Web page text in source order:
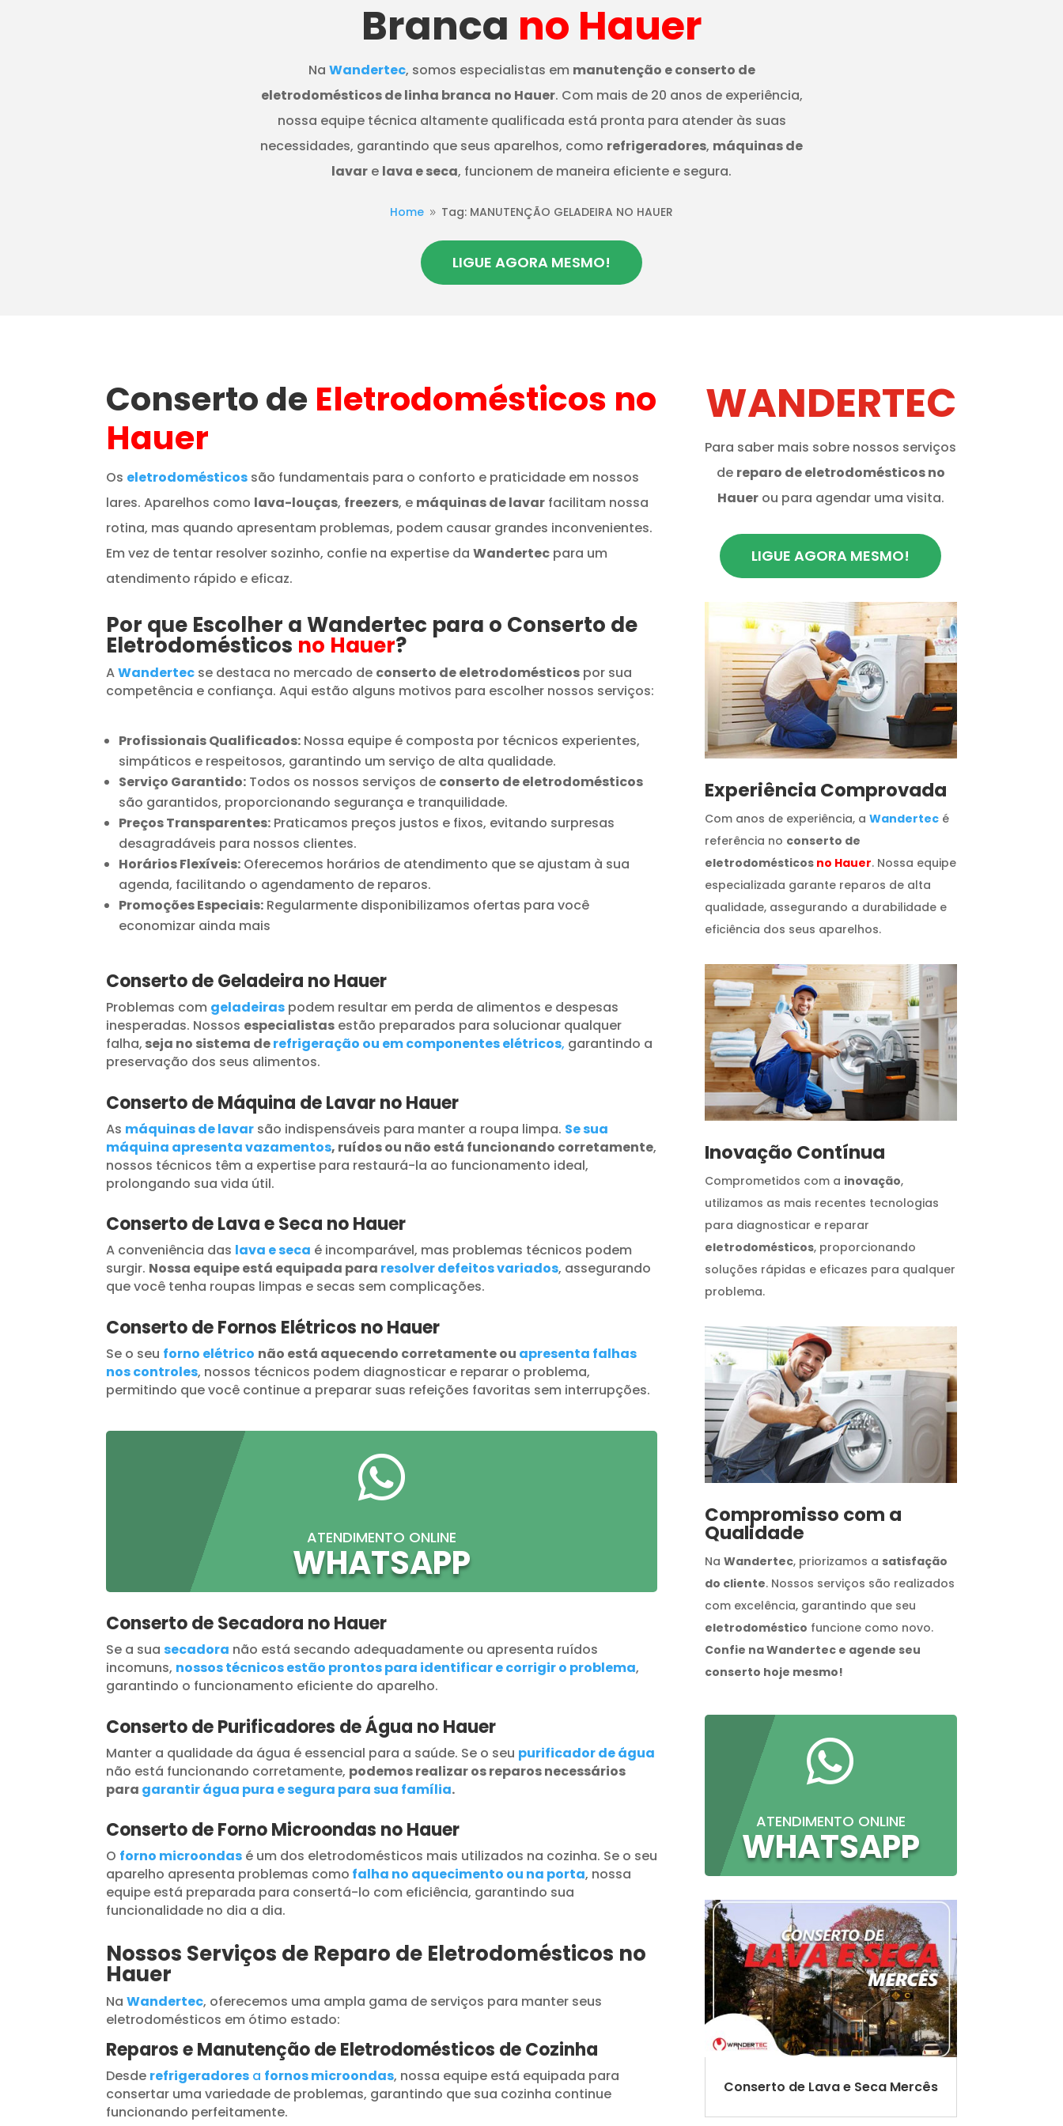
Branca no Hauer
Na Wandertec, somos especialistas em manutenção e conserto de
eletrodomésticos de linha branca no Hauer. Com mais de 20 anos de experiência,
nossa equipe técnica altamente qualificada está pronta para atender às suas
necessidades, garantindo que seus aparelhos, como refrigeradores, máquinas de
lavar e lava e seca, funcionem de maneira eficiente e segura.
Home 9 Tag: MANUTENÇÃO GELADEIRA NO HAUER
LIGUE AGORA MESMO!
Conserto de Eletrodomésticos no
Hauer
Os eletrodomésticos são fundamentais para o conforto e praticidade em nossos
lares. Aparelhos como lava-louças, freezers, e máquinas de lavar facilitam nossa
rotina, mas quando apresentam problemas, podem causar grandes inconvenientes.
Em vez de tentar resolver sozinho, confie na expertise daWandertec para um
atendimento rápido e eficaz.
Por que Escolher a Wandertec para o Conserto de
Eletrodomésticos no Hauer?
AWandertec se destaca no mercado de conserto de eletrodomésticos por sua
competência e confiança. Aqui estão alguns motivos para escolher nossos serviços:
Profissionais Qualificados: Nossa equipe é composta por técnicos experientes,
simpáticos e respeitosos, garantindo um serviço de alta qualidade.
Serviço Garantido: Todos os nossos serviços de conserto de eletrodomésticos
são garantidos, proporcionando segurança e tranquilidade.
Preços Transparentes: Praticamos preços justos e fixos, evitando surpresas
desagradáveis para nossos clientes.
Horários Flexíveis: Oferecemos horários de atendimento que se ajustam à sua
agenda, facilitando o agendamento de reparos.
Promoções Especiais: Regularmente disponibilizamos ofertas para você
economizar ainda mais
Conserto de Geladeira no Hauer
Problemas com geladeiras podem resultar em perda de alimentos e despesas
inesperadas. Nossos especialistas estão preparados para solucionar qualquer
falha, seja no sistema derefrigeração ou em componentes elétricos, garantindo a
preservação dos seus alimentos.
Conserto de Máquina de Lavar no Hauer
As máquinas de lavar são indispensáveis para manter a roupa limpa. Se sua
máquina apresenta vazamentos, ruídos ou não está funcionando corretamente,
nossos técnicos têm a expertise para restaurá-la ao funcionamento ideal,
prolongando sua vida útil.
Conserto de Lava e Seca no Hauer
A conveniência das lava e seca é incomparável, mas problemas técnicos podem
surgir. Nossa equipe está equipada para resolver defeitos variados, assegurando
que você tenha roupas limpas e secas sem complicações.
Conserto de Fornos Elétricos no Hauer
Se o seu forno elétrico não está aquecendo corretamente ou apresenta falhas
nos controles, nossos técnicos podem diagnosticar e reparar o problema,
permitindo que você continue a preparar suas refeições favoritas sem interrupções.

ATENDIMENTO ONLINE
WHATSAPP
Conserto de Secadora no Hauer
Se a suasecadora não está secando adequadamente ou apresenta ruídos
incomuns, nossos técnicos estão prontos para identificar e corrigir o problema,
garantindo o funcionamento eficiente do aparelho.
Conserto de Purificadores de Água no Hauer
Manter a qualidade da água é essencial para a saúde. Se o seu purificador de água
não está funcionando corretamente, podemos realizar os reparos necessários
para garantir água pura e segura para sua família.
Conserto de Forno Microondas no Hauer
O forno microondas é um dos eletrodomésticos mais utilizados na cozinha. Se o seu
aparelho apresenta problemas como falha no aquecimento ou na porta, nossa
equipe está preparada para consertá-lo com eficiência, garantindo sua
funcionalidade no dia a dia.
Nossos Serviços de Reparo de Eletrodomésticos no
Hauer
NaWandertec, oferecemos uma ampla gama de serviços para manter seus
eletrodomésticos em ótimo estado:
Reparos e Manutenção de Eletrodomésticos de Cozinha
Desde refrigeradores a fornos microondas, nossa equipe está equipada para
consertar uma variedade de problemas, garantindo que sua cozinha continue
funcionando perfeitamente.
WANDERTEC
Para saber mais sobre nossos serviços
de reparo de eletrodomésticos no
Hauerou para agendar uma visita.
LIGUE AGORA MESMO!
​Experiência Comprovada
Com anos de experiência, a Wandertecé
referência no conserto de
eletrodomésticos no Hauer. Nossa equipe
especializada garante reparos de alta
qualidade, assegurando a durabilidade e
eficiência dos seus aparelhos.
Inovação Contínua
Comprometidos com a inovação,
utilizamos as mais recentes tecnologias
para diagnosticar e reparar
eletrodomésticos, proporcionando
soluções rápidas e eficazes para qualquer
problema.
Compromisso com a
Qualidade
Na Wandertec, priorizamos a satisfação
do cliente. Nossos serviços são realizados
com excelência, garantindo que seu
eletrodoméstico funcione como novo.
Confie na Wandertec e agende seu
conserto hoje mesmo!

ATENDIMENTO ONLINE
WHATSAPP
Conserto de Lava e Seca Mercês